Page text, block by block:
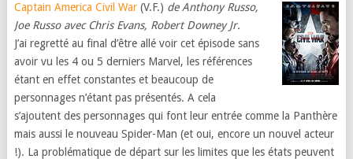
Captain America Civil War(V.F.) de Anthony Russo,
Joe Russo avec Chris Evans, Robert Downey Jr.
J’ai regretté au final d’être allé voir cet épisode sans
avoir vu les 4 ou 5 derniers Marvel, les références
étant en effet constantes et beaucoup de
personnages n’étant pas présentés. A cela
s’ajoutent des personnages qui font leur entrée comme la Panthère
mais aussi le nouveau Spider-Man (et oui, encore un nouvel acteur
!). La problématique de départ sur les limites que les états peuvent